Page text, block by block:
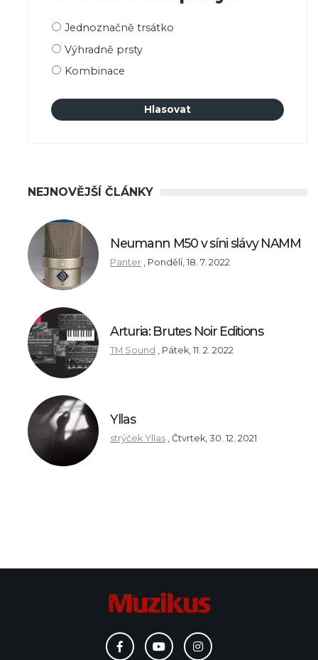
Možnosti
Jednoznačně trsátko
Výhradně prsty
Kombinace
NEJNOVĚJŠÍ ČLÁNKY
Neumann M50 v síni slávy NAMM
Panter , Pondělí, 18. 7. 2022
Arturia: Brutes Noir Editions
TM Sound , Pátek, 11. 2. 2022
Yllas
strýček Yllas , Čtvrtek, 30. 12. 2021